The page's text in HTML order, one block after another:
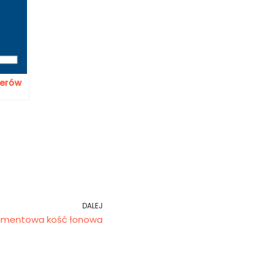
DALEJ
kość łonowa